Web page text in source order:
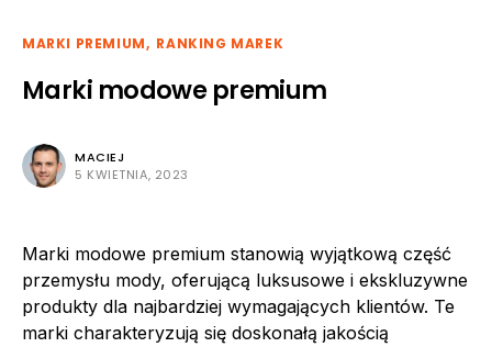
MARKI PREMIUM RANKING MAREK
Marki modowe premium
MACIEJ
5 KWIETNIA, 2023
Marki modowe premium stanowią wyjątkową część
przemysłu mody, oferującą luksusowe i ekskluzywne
produkty dla najbardziej wymagających klientów. Te
marki charakteryzują się doskonałą jakością